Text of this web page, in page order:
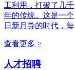
工利用，打破了几千
年的传统。这是一个
日新月异的时代，每
查看更多 >
人才招聘